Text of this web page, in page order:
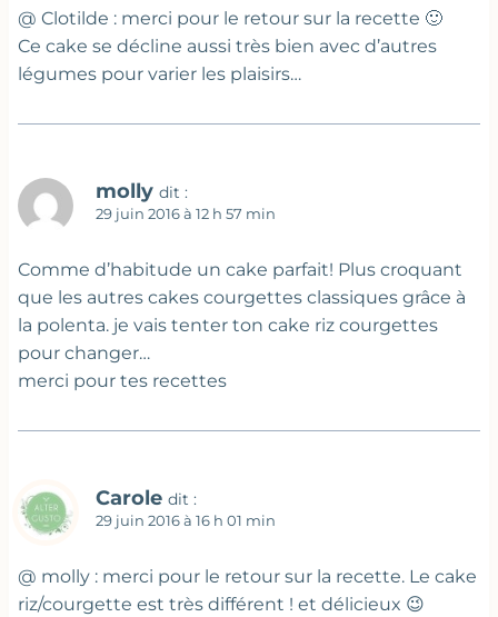
@ Clotilde : merci pour le retour sur la recette 🙂
Ce cake se décline aussi très bien avec d’autres
légumes pour varier les plaisirs…
molly dit :
29 juin 2016 à 12 h 57 min
Comme d’habitude un cake parfait! Plus croquant
que les autres cakes courgettes classiques grâce à
la polenta. je vais tenter ton cake riz courgettes
pour changer…
merci pour tes recettes
Carole dit :
29 juin 2016 à 16 h 01 min
@ molly : merci pour le retour sur la recette. Le cake
riz/courgette est très différent ! et délicieux 😉